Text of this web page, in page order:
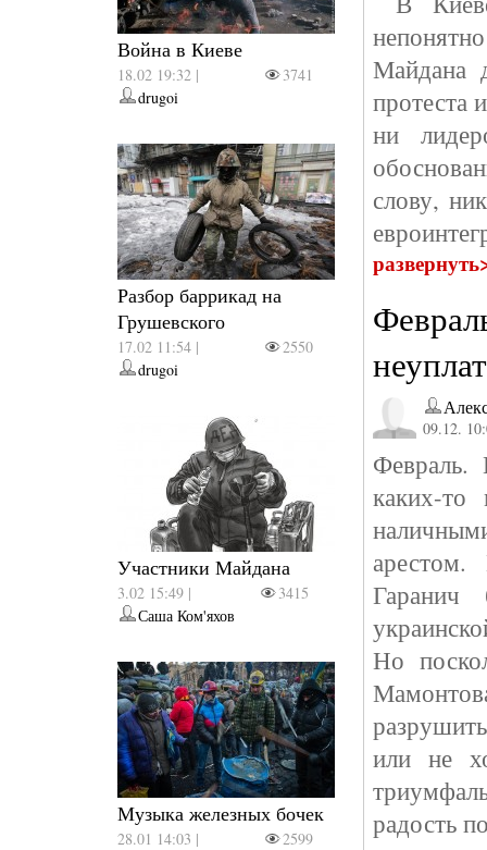
Война в Киеве
18.02 19:32 |
3741
drugoi
Разбор баррикад на
Грушевского
17.02 11:54 |
2550
drugoi
Участники Майдана
3.02 15:49 |
3415
Саша Ком'яхов
Музыка железных бочек
28.01 14:03 |
2599
Майдана
протеста
ни
слову,
09.12.
Февраль.
каких-
Но
или не
радость